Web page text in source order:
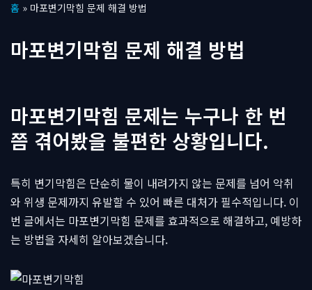
텐
로
뛰
기
홈 » 마포변기막힘 문제 해결 방법
마포변기막힘 문제 해결 방법
마포변기막힘 문제는 누구나 한 번
쯤 겪어봤을 불편한 상황입니다.
특히 변기막힘은 단순히 물이 내려가지 않는 문제를 넘어 악취
와 위생 문제까지 유발할 수 있어 빠른 대처가 필수적입니다. 이
번 글에서는 마포변기막힘 문제를 효과적으로 해결하고, 예방하
는 방법을 자세히 알아보겠습니다.